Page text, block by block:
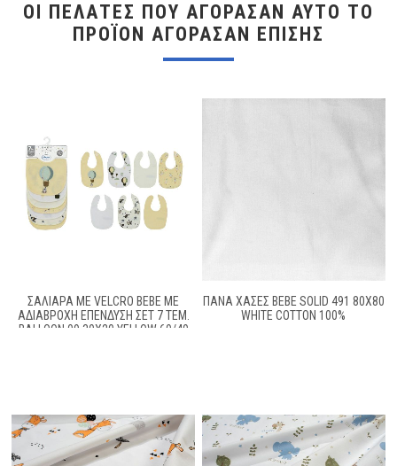
ΟΙ ΠΕΛΆΤΕΣ ΠΟΥ ΑΓΌΡΑΣΑΝ ΑΥΤΌ ΤΟ
ΠΡΟΪΌΝ ΑΓΌΡΑΣΑΝ ΕΠΊΣΗΣ
ΣΑΛΙΆΡΑ ΜΕ VELCRO BEBE ΜΕ
ΑΔΙΆΒΡΟΧΗ ΕΠΈΝΔΥΣΗ ΣΕΤ 7 ΤΕΜ.
BALLOON 09 30X20 YELLOW 60/40
ΠΑΝΑ ΧΑΣΕΣ BEBE SOLID 491 80X80
WHITE COTTON 100%